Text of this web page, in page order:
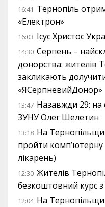
16:41 Тернопіль
«Електрон»
16:03 Ісус Христос
14:30 Серпень –
донорства: жителів
закликають
«ЯСерпневийДонор»
13:47 Назавжди 29: на
ЗУНУ Олег Шелетин
13:18 На
пройти комп’ютерну
лікарень)
12:30 Жителів
безкоштовний курс
12:04 На